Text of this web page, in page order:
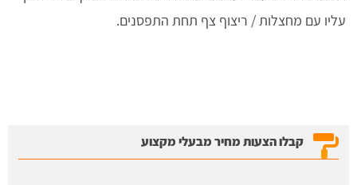
עליו עם מחצלות / ריצוף צף תחת התפסנים.
קבלו הצעות מחיר מבעלי מקצוע